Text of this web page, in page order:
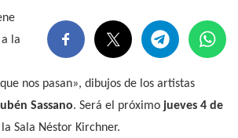
la
nos pasan», dibujos de los artistas
Sassano. Será el próximo jueves 4 de
Sala Néstor Kirchner.